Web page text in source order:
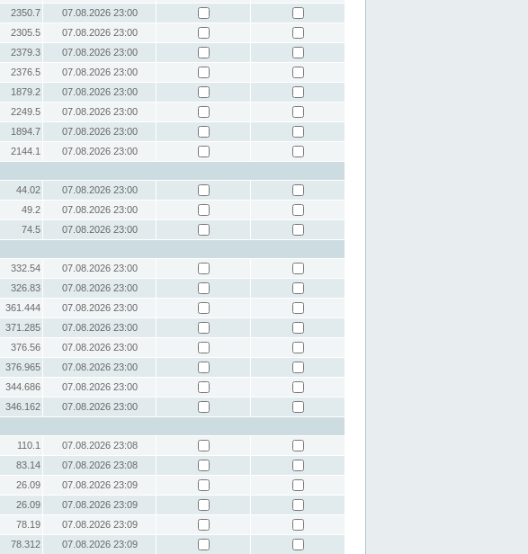
2350.7
07.08.2026 23:00
2305.5
07.08.2026 23:00
2379.3
07.08.2026 23:00
2376.5
07.08.2026 23:00
1879.2
07.08.2026 23:00
2249.5
07.08.2026 23:00
1894.7
07.08.2026 23:00
2144.1
07.08.2026 23:00
44.02
07.08.2026 23:00
49.2
07.08.2026 23:00
74.5
07.08.2026 23:00
332.54
07.08.2026 23:00
326.83
07.08.2026 23:00
361.444
07.08.2026 23:00
371.285
07.08.2026 23:00
376.56
07.08.2026 23:00
376.965
07.08.2026 23:00
344.686
07.08.2026 23:00
346.162
07.08.2026 23:00
110.1
07.08.2026 23:08
83.14
07.08.2026 23:08
26.09
07.08.2026 23:09
26.09
07.08.2026 23:09
78.19
07.08.2026 23:09
78.312
07.08.2026 23:09